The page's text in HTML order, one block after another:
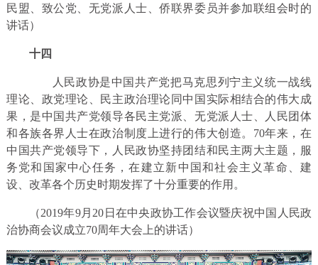
民盟、致公党、无党派人士、侨联界委员并参加联组会时的
讲话）
十四
人民政协是中国共产党把马克思列宁主义统一战线
理论、政党理论、民主政治理论同中国实际相结合的伟大成
果，是中国共产党领导各民主党派、无党派人士、人民团体
和各族各界人士在政治制度上进行的伟大创造。70年来，在
中国共产党领导下，人民政协坚持团结和民主两大主题，服
务党和国家中心任务，在建立新中国和社会主义革命、建
设、改革各个历史时期发挥了十分重要的作用。
（2019年9月20日在中央政协工作会议暨庆祝中国人民政
治协商会议成立70周年大会上的讲话）